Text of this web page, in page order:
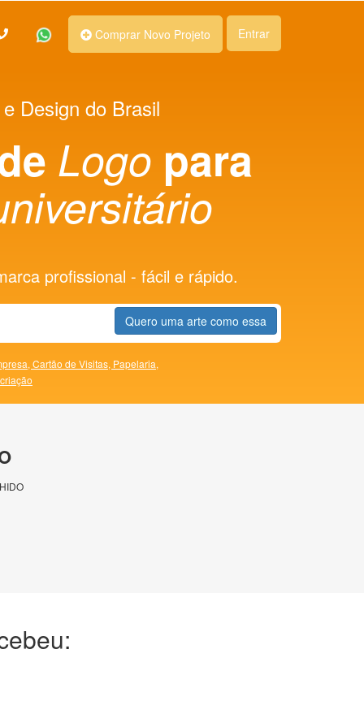
Comprar Novo Projeto Entrar
Design do Brasil
Logo para
profissional - fácil e rápido.
Quero uma arte como essa
Cartão de Visitas, Papelaria,